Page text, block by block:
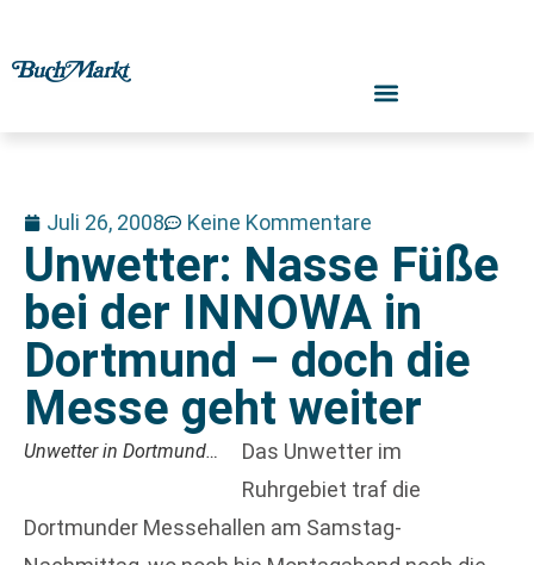
Juli 26, 2008 Keine Kommentare
Unwetter: Nasse Füße
bei der INNOWA in
Dortmund – doch die
Messe geht weiter
Unwetter in Dortmund…
Das Unwetter im
Ruhrgebiet traf die
Dortmunder Messehallen am Samstag-